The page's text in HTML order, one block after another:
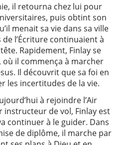
il retourna chez lui pour
puis obtint son
menait sa vie dans sa ville
l’Écriture continuaient à
Rapidement, Finlay se
où il commença à marcher
Il découvrit que sa foi en
les incertitudes de la vie.
à rejoindre l’Air
instructeur de vol, Finlay est
continuer à le guider. Dans
de diplôme, il marche par